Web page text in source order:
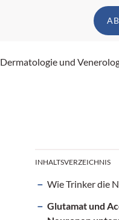
Dermatologie und
INHALTSVERZEICHNIS
Wie Trinker die
Glutamat und